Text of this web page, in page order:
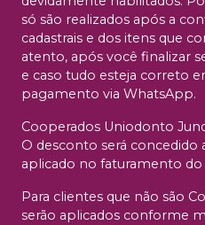
só são realizados após a
cadastrais e dos itens que
atento, após você finalizar
e caso tudo esteja correto
pagamento via WhatsApp.
Cooperados Uniodonto
O desconto será concedido
aplicado no faturamento
Para clientes que não são
serão aplicados conforme